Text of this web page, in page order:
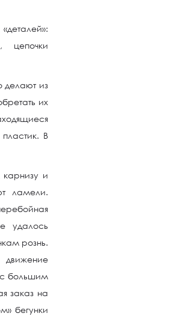
цепочки
делают из
их
В
карнизу и
ламели.
удалось
рознь.
с большим
заказ на
бегунки